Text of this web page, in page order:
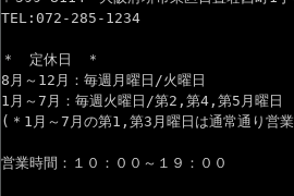
TEL:072-285-1234
＊ 定休日 ＊
8月～12月：毎週月曜日/火曜日
1月～7月：毎週火曜日/第2,第4,第5月曜日
(＊1月～7月の第1,第3月曜日は通常通り営
営業時間：１０：００～１９：００